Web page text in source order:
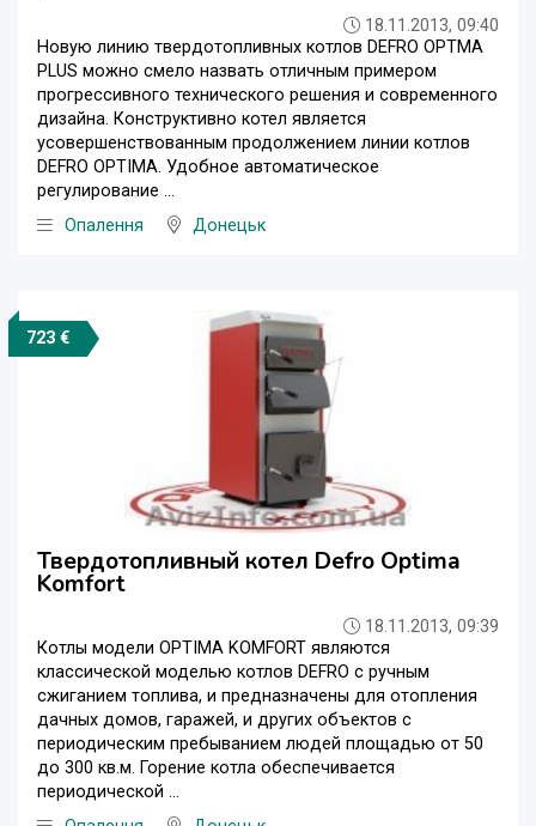
18.11.2013, 09:40
Новую линию твердотопливных котлов DEFRO OPTMA
PLUS можно смело назвать отличным примером
прогрессивного технического решения и современного
дизайна. Конструктивно котел является
усовершенствованным продолжением линии котлов
DEFRO OPTIMA. Удобное автоматическое
регулирование ...
Опалення
Донецьк
723 €
Твердотопливный котел Defro Optima
Komfort
18.11.2013, 09:39
Котлы модели OPTIMA KOMFORT являются
классической моделью котлов DEFRO с ручным
сжиганием топлива, и предназначены для отопления
дачных домов, гаражей, и других объектов с
периодическим пребыванием людей площадью от 50
до 300 кв.м. Горение котла обеспечивается
периодической ...